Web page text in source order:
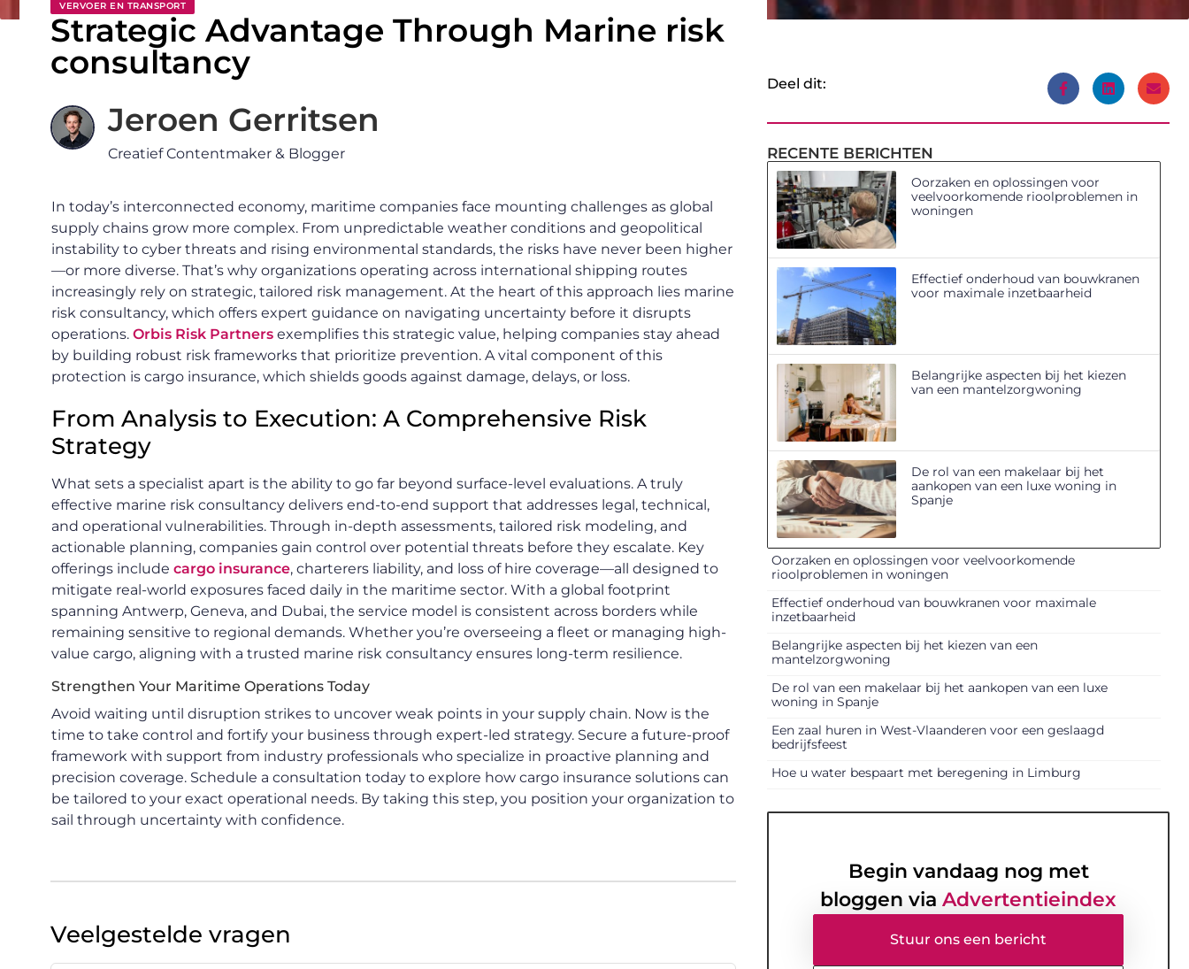
VERVOER EN TRANSPORT
Strategic Advantage Through Marine risk
consultancy
Jeroen Gerritsen
Creatief Contentmaker & Blogger
In today’s interconnected economy, maritime companies face mounting challenges as global
supply chains grow more complex. From unpredictable weather conditions and geopolitical
instability to cyber threats and rising environmental standards, the risks have never been higher
—or more diverse. That’s why organizations operating across international shipping routes
increasingly rely on strategic, tailored risk management. At the heart of this approach lies marine
risk consultancy, which offers expert guidance on navigating uncertainty before it disrupts
operations. Orbis Risk Partners exemplifies this strategic value, helping companies stay ahead
by building robust risk frameworks that prioritize prevention. A vital component of this
protection is cargo insurance, which shields goods against damage, delays, or loss.
From Analysis to Execution: A Comprehensive Risk
Strategy
What sets a specialist apart is the ability to go far beyond surface-level evaluations. A truly
effective marine risk consultancy delivers end-to-end support that addresses legal, technical,
and operational vulnerabilities. Through in-depth assessments, tailored risk modeling, and
actionable planning, companies gain control over potential threats before they escalate. Key
offerings include cargo insurance, charterers liability, and loss of hire coverage—all designed to
mitigate real-world exposures faced daily in the maritime sector. With a global footprint
spanning Antwerp, Geneva, and Dubai, the service model is consistent across borders while
remaining sensitive to regional demands. Whether you’re overseeing a fleet or managing high-
value cargo, aligning with a trusted marine risk consultancy ensures long-term resilience.
Strengthen Your Maritime Operations Today
Avoid waiting until disruption strikes to uncover weak points in your supply chain. Now is the
time to take control and fortify your business through expert-led strategy. Secure a future-proof
framework with support from industry professionals who specialize in proactive planning and
precision coverage. Schedule a consultation today to explore how cargo insurance solutions can
be tailored to your exact operational needs. By taking this step, you position your organization to
sail through uncertainty with confidence.
Veelgestelde vragen
Deel dit:
RECENTE BERICHTEN
Oorzaken en oplossingen voor
veelvoorkomende rioolproblemen in
woningen
Effectief onderhoud van bouwkranen
voor maximale inzetbaarheid
Belangrijke aspecten bij het kiezen
van een mantelzorgwoning
De rol van een makelaar bij het
aankopen van een luxe woning in
Spanje
Oorzaken en oplossingen voor veelvoorkomende
rioolproblemen in woningen
Effectief onderhoud van bouwkranen voor maximale
inzetbaarheid
Belangrijke aspecten bij het kiezen van een
mantelzorgwoning
De rol van een makelaar bij het aankopen van een luxe
woning in Spanje
Een zaal huren in West-Vlaanderen voor een geslaagd
bedrijfsfeest
Hoe u water bespaart met beregening in Limburg
Begin vandaag nog met
bloggen via Advertentieindex
Stuur ons een bericht